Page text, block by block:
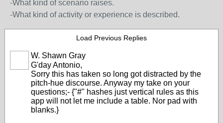
-What kind of scenario raises.
-What kind of activity or experience is described.
Load Previous Replies
W. Shawn Gray
G'day Antonio,
Sorry this has taken so long got distracted by the
pitch-hue discourse. Anyway my take on your
questions;- {"#" hashes just vertical rules as this
app will not let me include a table. Nor pad with
blanks.}